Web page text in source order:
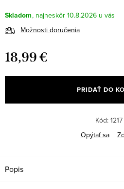
Skladom
10.8.2026
Možnosti doručenia
18,99 €
cena:
PRIDAŤ DO
Kód: 1217
Opýtať sa
Popis